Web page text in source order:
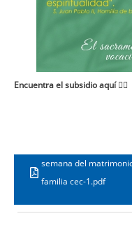
Encuentra el subsidio aquí👇🏻
semana del
familia cec-1.pdf